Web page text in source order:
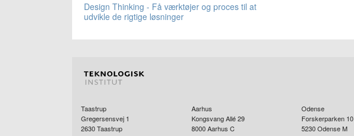
Design Thinking - Få værktøjer og proces til at
udvikle de rigtige løsninger
Taastrup
Gregersensvej 1
2630Taastrup
Aarhus
Kongsvang Allé 29
8000 Aarhus C
Odense
Forskerparken 10
5230 Odense M